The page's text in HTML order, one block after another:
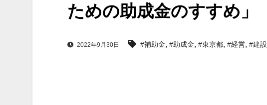
ための助成金のすすめ」
2022年9月30日 #補助金, #助成金, #東京都, #経営, #建設